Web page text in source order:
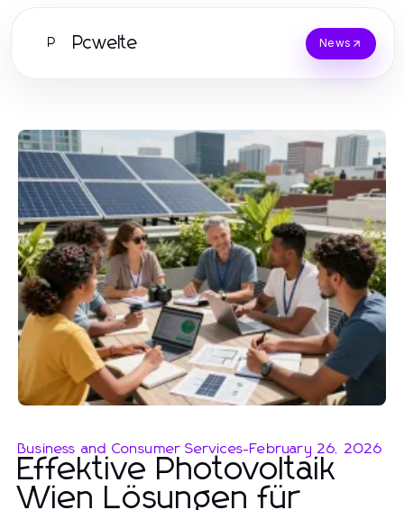
P Pcwelte News
Business and Consumer Services-February 26, 2026
Effektive Photovoltaik
Wien Lösungen für